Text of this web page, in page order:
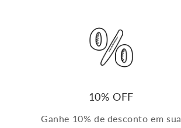
10% OFF
Ganhe 10% de desconto em sua